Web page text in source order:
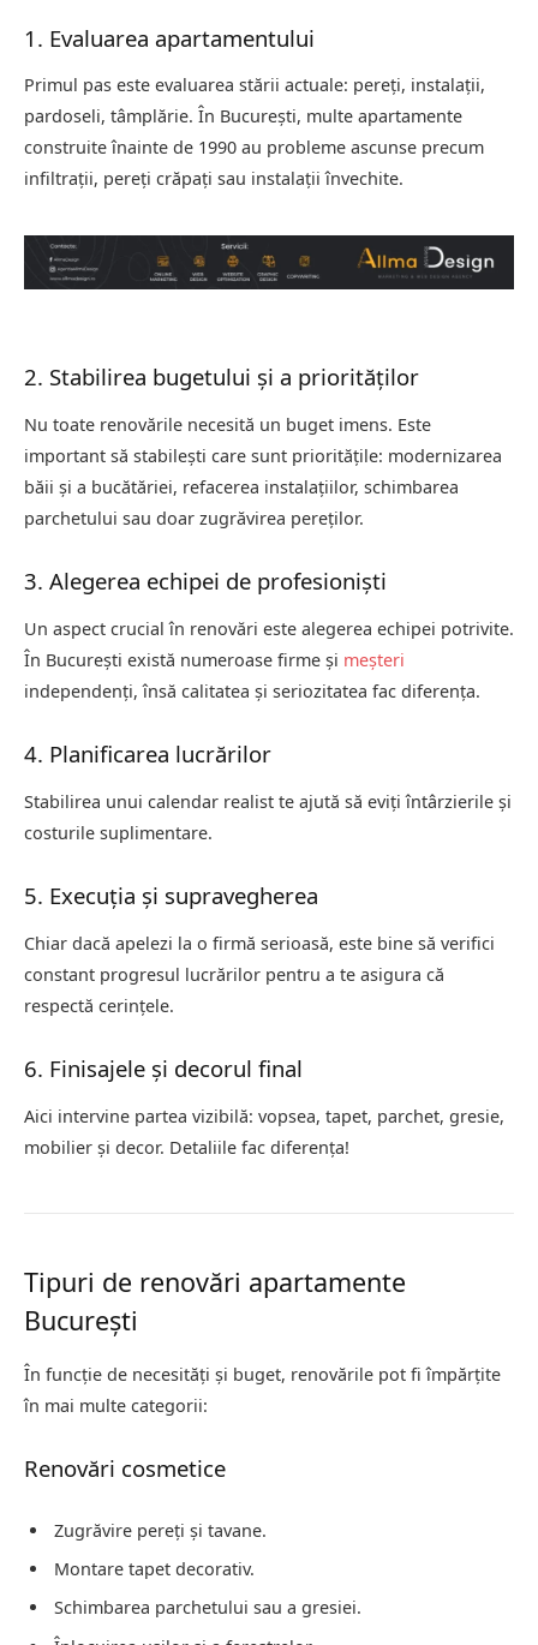
1. Evaluarea apartamentului
Primul pas este evaluarea stării actuale: pereți, instalații,
pardoseli, tâmplărie. În București, multe apartamente
construite înainte de 1990 au probleme ascunse precum
infiltrații, pereți crăpați sau instalații învechite.
2. Stabilirea bugetului și a priorităților
Nu toate renovările necesită un buget imens. Este
important să stabilești care sunt prioritățile: modernizarea
băii și a bucătăriei, refacerea instalațiilor, schimbarea
parchetului sau doar zugrăvirea pereților.
3. Alegerea echipei de profesioniști
Un aspect crucial în renovări este alegerea echipei potrivite.
În București există numeroase firme și meșteri
independenți, însă calitatea și seriozitatea fac diferența.
4. Planificarea lucrărilor
Stabilirea unui calendar realist te ajută să eviți întârzierile și
costurile suplimentare.
5. Execuția și supravegherea
Chiar dacă apelezi la o firmă serioasă, este bine să verifici
constant progresul lucrărilor pentru a te asigura că
respectă cerințele.
6. Finisajele și decorul final
Aici intervine partea vizibilă: vopsea, tapet, parchet, gresie,
mobilier și decor. Detaliile fac diferența!
Tipuri de renovări apartamente
București
În funcție de necesități și buget, renovările pot fi împărțite
în mai multe categorii:
Renovări cosmetice
Zugrăvire pereți și tavane.
Montare tapet decorativ.
Schimbarea parchetului sau a gresiei.